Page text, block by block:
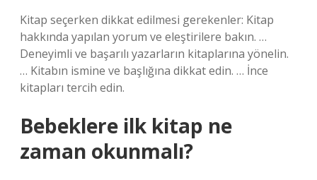
Kitap seçerken dikkat edilmesi gerekenler: Kitap
hakkında yapılan yorum ve eleştirilere bakın. …
Deneyimli ve başarılı yazarların kitaplarına yönelin.
… Kitabın ismine ve başlığına dikkat edin. … İnce
kitapları tercih edin.
Bebeklere ilk kitap ne
zaman okunmalı?